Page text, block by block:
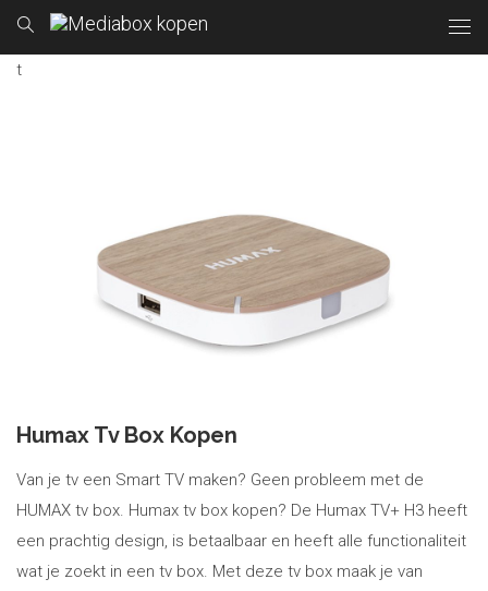
t
Humax Tv Box Kopen
Van je tv een Smart TV maken? Geen probleem met de
HUMAX tv box. Humax tv box kopen? De Humax TV+ H3 heeft
een prachtig design, is betaalbaar en heeft alle functionaliteit
wat je zoekt in een tv box. Met deze tv box maak je van